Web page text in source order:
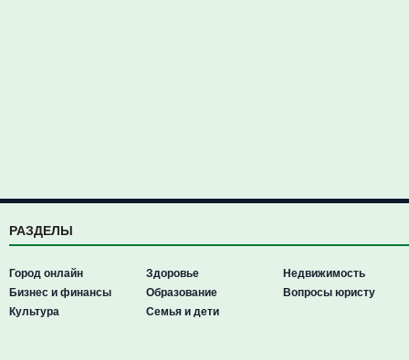
РАЗДЕЛЫ
Город онлайн
Бизнес и финансы
Культура
Здоровье
Образование
Семья и дети
Недвижимость
Вопросы юристу